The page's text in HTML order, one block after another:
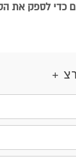
כדי לספק את
+